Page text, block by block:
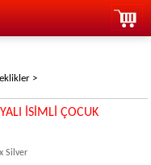
>
İSİMLİ ÇOCUK
Silver